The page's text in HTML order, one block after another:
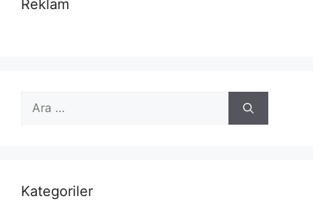
Reklam
için
Kategoriler